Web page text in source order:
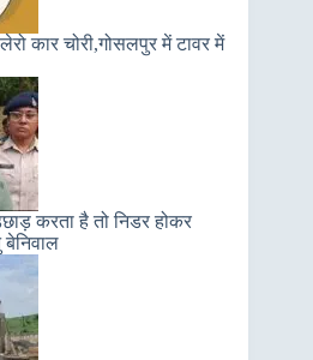
कार चोरी,गोसलपुर में टावर में
करता है तो निडर होकर